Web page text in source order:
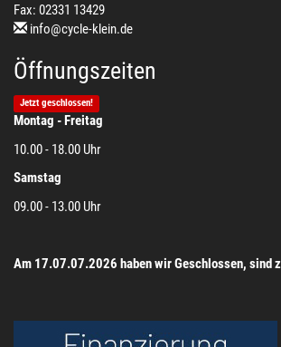
Fax: 02331 13429
info@cycle-klein.de
Öffnungszeiten
Jetzt geschlossen!
Montag - Freitag
10.00 - 18.00 Uhr
Samstag
09.00 - 13.00 Uhr
Am 17.07.07.2026 haben wir Geschlossen, sind